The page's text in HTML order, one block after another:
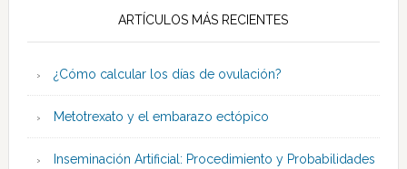
ARTÍCULOS MÁS RECIENTES
¿Cómo calcular los días de ovulación?
Metotrexato y el embarazo ectópico
Inseminación Artificial: Procedimiento y Probabilidades